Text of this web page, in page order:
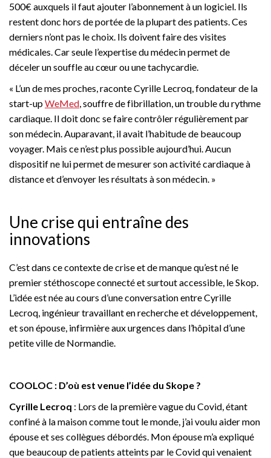
500€ auxquels il faut ajouter l’abonnement à un logiciel. Ils
restent donc hors de portée de la plupart des patients. Ces
derniers n’ont pas le choix. Ils doivent faire des visites
médicales. Car seule l’expertise du médecin permet de
déceler un souffle au cœur ou une tachycardie.
« L’un de mes proches, raconte Cyrille Lecroq, fondateur de la
start-upWeMed, souffre de fibrillation, un trouble du rythme
cardiaque. Il doit donc se faire contrôler régulièrement par
son médecin. Auparavant, il avait l’habitude de beaucoup
voyager. Mais ce n’est plus possible aujourd’hui. Aucun
dispositif ne lui permet de mesurer son activité cardiaque à
distance et d’envoyer les résultats à son médecin. »
Une crise qui entraîne des
innovations
C’est dans ce contexte de crise et de manque qu’est né le
premier stéthoscope connecté et surtout accessible, le Skop.
L’idée est née au cours d’une conversation entre Cyrille
Lecroq, ingénieur travaillant en recherche et développement,
et son épouse, infirmière aux urgences dans l’hôpital d’une
petite ville de Normandie.
COOLOC : D’où est venue l’idée du Skope ?
Cyrille Lecroq : Lors de la première vague du Covid, étant
confiné à la maison comme tout le monde, j’ai voulu aider mon
épouse et ses collègues débordés. Mon épouse m’a expliqué
que beaucoup de patients atteints par le Covid qui venaient